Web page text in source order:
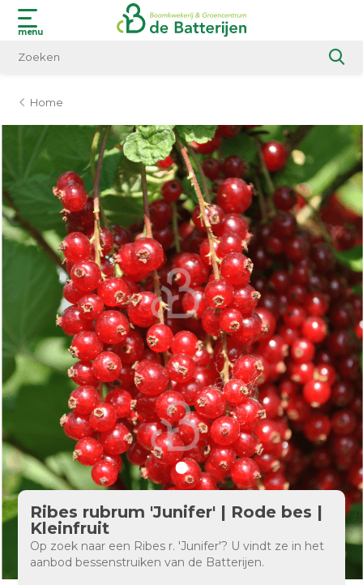
menu
Home
Ribes rubrum 'Junifer' | Rode bes |
Kleinfruit
Op zoek naar een Ribes r. 'Junifer'? U vindt ze in het
aanbod bessenstruiken van de Batterijen.